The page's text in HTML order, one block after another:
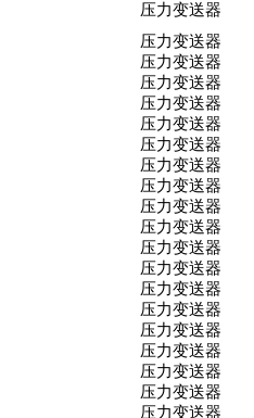
压力变送器
压力变送器
压力变送器
压力变送器
压力变送器
压力变送器
压力变送器
压力变送器
压力变送器
压力变送器
压力变送器
压力变送器
压力变送器
压力变送器
压力变送器
压力变送器
压力变送器
压力变送器
压力变送器
压力变送器